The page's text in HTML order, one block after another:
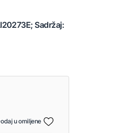
Sadržaj:
u omiljene